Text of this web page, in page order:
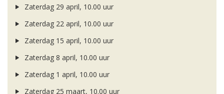
Zaterdag 29 april, 10.00 uur
Zaterdag 22 april, 10.00 uur
Zaterdag 15 april, 10.00 uur
Zaterdag 8 april, 10.00 uur
Zaterdag 1 april, 10.00 uur
Zaterdag 25 maart, 10.00 uur